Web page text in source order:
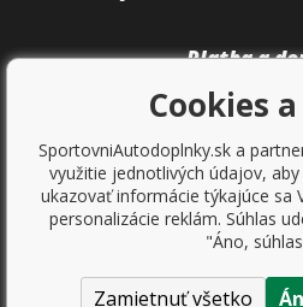
Platba a
Cookies a
SportovniAutodoplnky.sk a
využitie jednotlivých údajov,
ukazovať informácie týkajúce sa
personalizácie reklám. Súhlas
"Áno,
Zamietnuť všetko